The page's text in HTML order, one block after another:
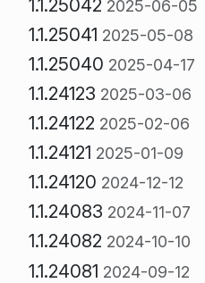
1.1.25042 2025-06-05
1.1.25041 2025-05-08
1.1.25040 2025-04-17
1.1.24123 2025-03-06
1.1.24122 2025-02-06
1.1.24121 2025-01-09
1.1.24120 2024-12-12
1.1.24083 2024-11-07
1.1.24082 2024-10-10
1.1.24081 2024-09-12